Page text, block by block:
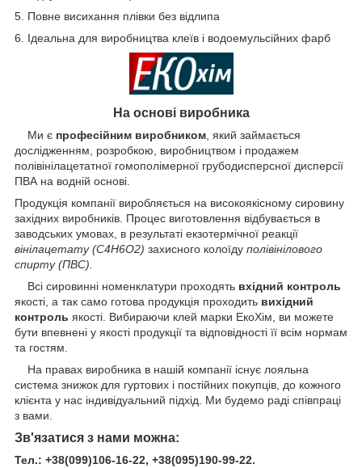
5. Повне висихання плівки без відлипа
6. Ідеальна для виробництва клеїв і водоемульсійних фарб
На основі виробника
Ми є професійним виробником, який займається
дослідженням, розробкою, виробництвом і продажем
полівінілацетатної гомополімерної грубодисперсної дисперсії
ПВА на водній основі.
Продукція компанії виробляється на високоякісному сировину
західних виробників. Процес виготовлення відбувається в
заводських умовах, в результаті екзотермічної реакції
вінілацетату (C4H6O2) захисного колоїду полівінілового
спирту (ПВС).
Всі сировинні номенклатури проходять вхідний контроль
якості, а так само готова продукція проходить вихідний
контроль якості. Вибираючи клей марки ЕкоХім, ви можете
бути впевнені у якості продукції та відповідності її всім нормам
та гостям.
На правах виробника в нашій компанії існує лояльна
система знижок для гуртових і постійних покупців, до кожного
клієнта у нас індивідуальний підхід. Ми будемо раді співпраці
з вами.
Зв'язатися з нами можна:
Тел.: +38(099)106-16-22, +38(095)190-99-22.